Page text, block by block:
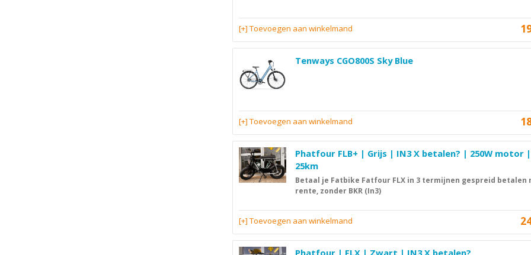
[+] Toevoegen aan winkelmand
Tenways CGO800S Sky Blue
[+] Toevoegen aan winkelmand
Phatfour FLB+ | Grijs | IN3 X betalen? | 250W motor |
25km
Betaal je Fatbike Fatfour FLX in 3 termijnen gespreid betalen
rente, zonder BKR (In3)
[+] Toevoegen aan winkelmand